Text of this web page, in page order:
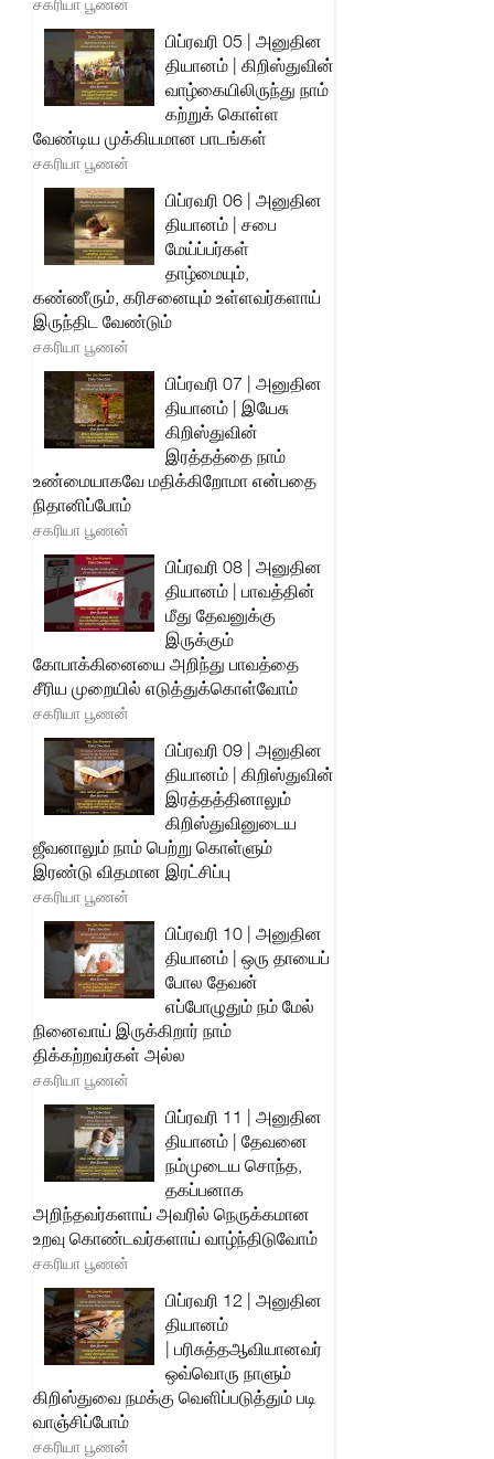
சகரியா பூணன்
பிப்ரவரி 05 | அனுதின
தியானம் | கிறிஸ்துவின்
வாழ்கையிலிருந்து நாம்
கற்றுக் கொள்ள
வேண்டிய முக்கியமான பாடங்கள்
சகரியா பூணன்
பிப்ரவரி 06 | அனுதின
தியானம் | சபை
மேய்ப்பர்கள்
தாழ்மையும்,
கண்ணீரும், கரிசனையும் உள்ளவர்களாய்
இருந்திட வேண்டும்
சகரியா பூணன்
பிப்ரவரி 07 | அனுதின
தியானம் | இயேசு
கிறிஸ்துவின்
இரத்தத்தை நாம்
உண்மையாகவே மதிக்கிறோமா என்பதை
நிதானிப்போம்
சகரியா பூணன்
பிப்ரவரி 08 | அனுதின
தியானம் | பாவத்தின்
மீது தேவனுக்கு
இருக்கும்
கோபாக்கினையை அறிந்து பாவத்தை
சீரிய முறையில் எடுத்துக்கொள்வோம்
சகரியா பூணன்
பிப்ரவரி 09 | அனுதின
தியானம் | கிறிஸ்துவின்
இரத்தத்தினாலும்
கிறிஸ்துவினுடைய
ஜீவனாலும் நாம் பெற்று கொள்ளும்
இரண்டு விதமான இரட்சிப்பு
சகரியா பூணன்
பிப்ரவரி 10 | அனுதின
தியானம் | ஒரு தாயைப்
போல தேவன்
எப்போழுதும் நம் மேல்
நினைவாய் இருக்கிறார் நாம்
திக்கற்றவர்கள் அல்ல
சகரியா பூணன்
பிப்ரவரி 11 | அனுதின
தியானம் | தேவனை
நம்முடைய சொந்த,
தகப்பனாக
அறிந்தவர்களாய் அவரில் நெருக்கமான
உறவு கொண்டவர்களாய் வாழ்ந்திடுவோம்
சகரியா பூணன்
பிப்ரவரி 12 | அனுதின
தியானம்
| பரிசுத்தஆவியானவர்
ஒவ்வொரு நாளும்
கிறிஸ்துவை நமக்கு வெளிப்படுத்தும் படி
வாஞ்சிப்போம்
சகரியா பூணன்